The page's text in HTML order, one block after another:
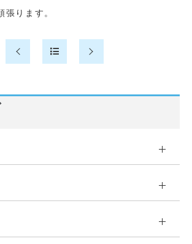
張ります。